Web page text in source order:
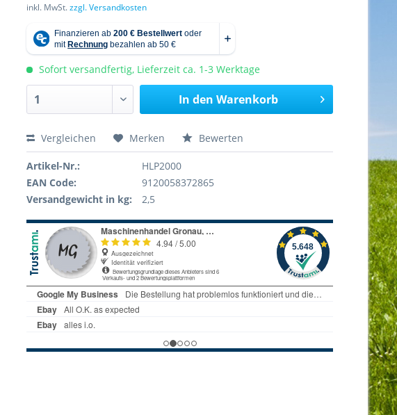
inkl. MwSt.zzgl. Versandkosten
Sofort versandfertig, Lieferzeit ca. 1-3 Werktage
In den Warenkorb
Vergleichen Merken Bewerten
Artikel-Nr.:
HLP2000
EAN Code:
9120058372865
Versandgewicht in kg:
2,5